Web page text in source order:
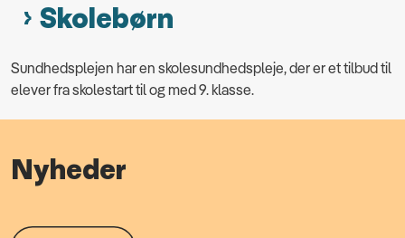
Skolebørn
Sundhedsplejen har en skolesundhedspleje, der er et tilbud til
elever fra skolestart til og med 9. klasse.
Nyheder